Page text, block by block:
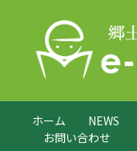
へ
ホーム NEWS
お問い合わせ